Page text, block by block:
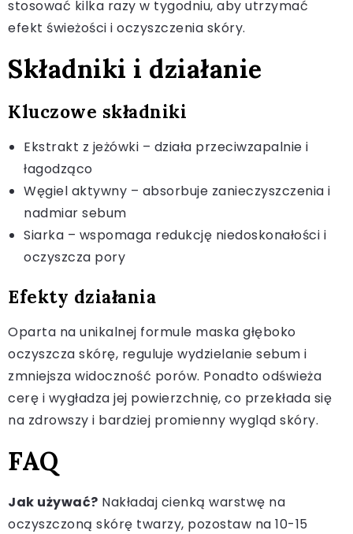
stosować kilka razy w tygodniu, aby utrzymać
efekt świeżości i oczyszczenia skóry.
Składniki i działanie
Kluczowe składniki
Ekstrakt z jeżówki – działa przeciwzapalnie i
łagodząco
Węgiel aktywny – absorbuje zanieczyszczenia i
nadmiar sebum
Siarka – wspomaga redukcję niedoskonałości i
oczyszcza pory
Efekty działania
Oparta na unikalnej formule maska głęboko
oczyszcza skórę, reguluje wydzielanie sebum i
zmniejsza widoczność porów. Ponadto odświeża
cerę i wygładza jej powierzchnię, co przekłada się
na zdrowszy i bardziej promienny wygląd skóry.
FAQ
Jak używać? Nakładaj cienką warstwę na
oczyszczoną skórę twarzy, pozostaw na 10-15